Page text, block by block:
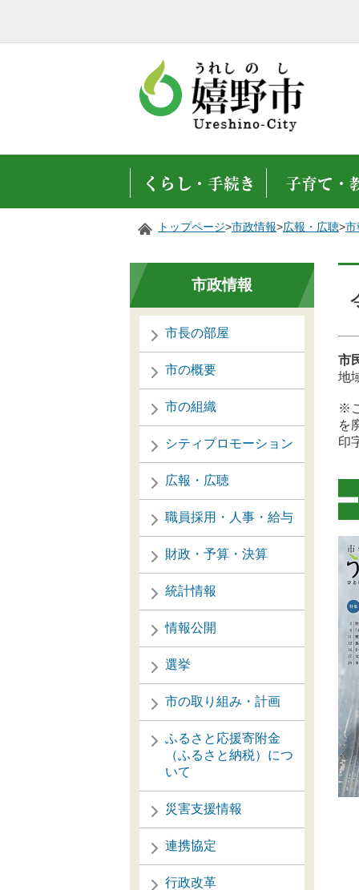
トップページ>市政情報>広報・広聴>市
市政情報
市長の部屋
市の概要
市の組織
シティプロモーション
広報・広聴
職員採用・人事・給与
財政・予算・決算
統計情報
情報公開
選挙
市の取り組み・計画
ふるさと応援寄附金
（ふるさと納税）につ
いて
災害支援情報
連携協定
行政改革
市
地
※
を
印